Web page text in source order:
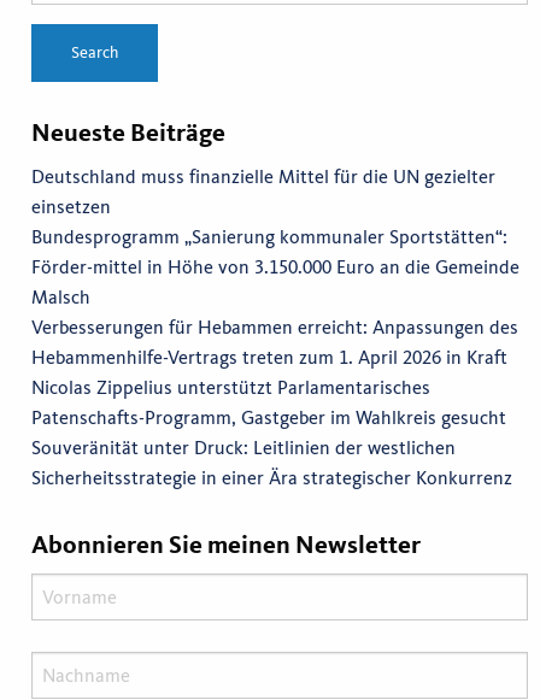
Neueste Beiträge
Deutschland muss finanzielle Mittel für die UN gezielter
einsetzen
Bundesprogramm „Sanierung kommunaler Sportstätten“:
Förder-mittel in Höhe von 3.150.000 Euro an die Gemeinde
Malsch
Verbesserungen für Hebammen erreicht: Anpassungen des
Hebammenhilfe-Vertrags treten zum 1. April 2026 in Kraft
Nicolas Zippelius unterstützt Parlamentarisches
Patenschafts-Programm, Gastgeber im Wahlkreis gesucht
Souveränität unter Druck: Leitlinien der westlichen
Sicherheitsstrategie in einer Ära strategischer Konkurrenz
Abonnieren Sie meinen Newsletter